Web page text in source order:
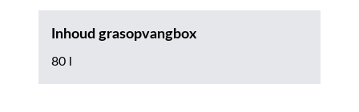
Inhoud grasopvangbox
80 l